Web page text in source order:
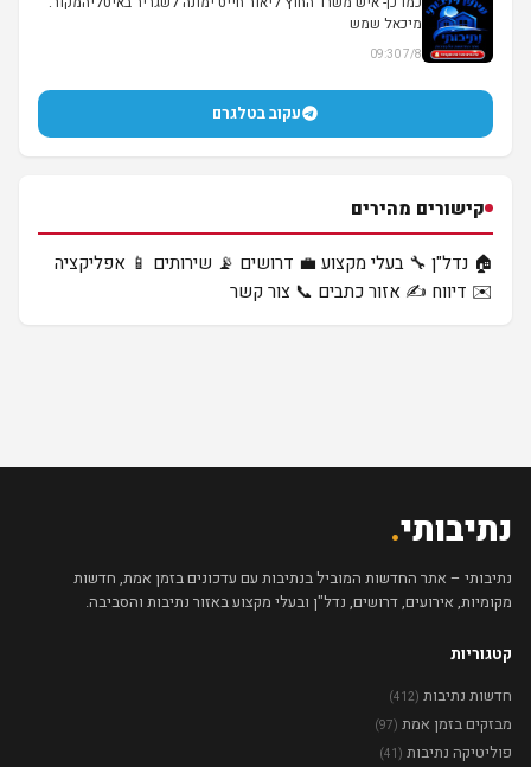
מיכאל שמש
7/8 09:30
עקוב בטלגרם
קישורים מהירים
🏠 נדל"ן 🔧 בעלי מקצוע 💼 דרושים 📡 שירותים 📱 אפליקציה
✉️ דיווח ✍️ אזור כתבים 📞 צור קשר
נתיבותי.
נתיבותי – אתר החדשות המוביל בנתיבות עם עדכונים בזמן אמת, חדשות
מקומיות, אירועים, דרושים, נדל"ן ובעלי מקצוע באזור נתיבות והסביבה.
קטגוריות
חדשות נתיבות (412)
מבזקים בזמן אמת (97)
פוליטיקה נתיבות (41)